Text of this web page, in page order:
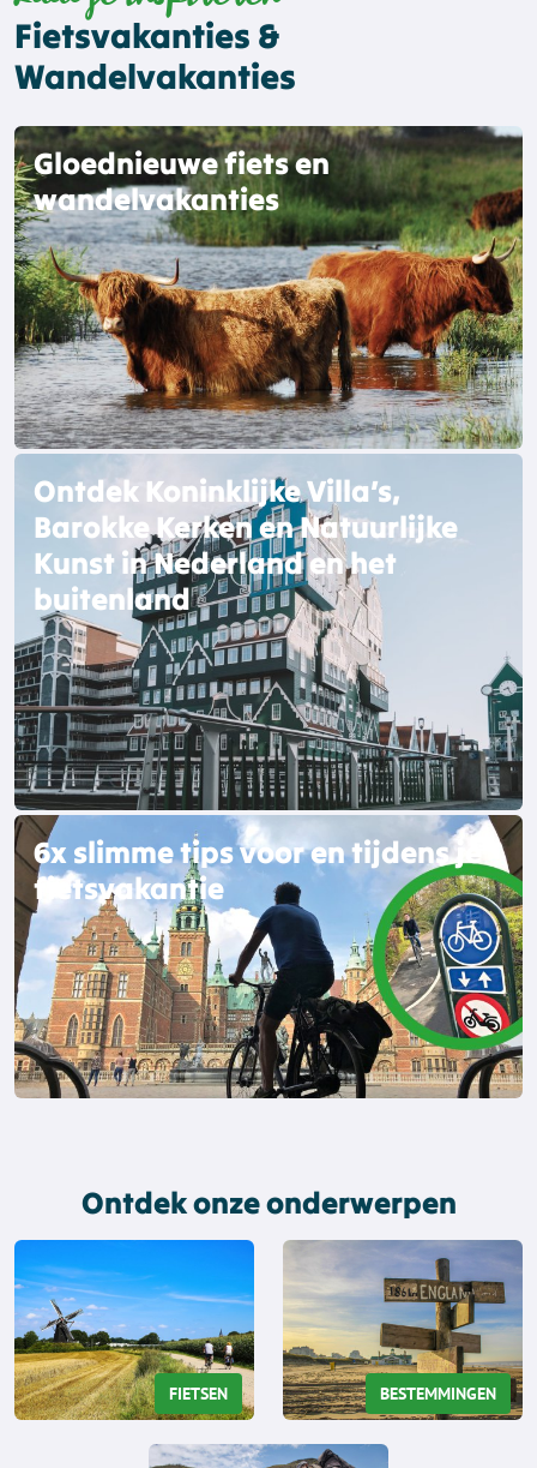
Fietsvakanties &
Wandelvakanties
Gloednieuwe fiets en
wandelvakanties
Ontdek Koninklijke Villa’s,
Barokke Kerken en Natuurlijke
Kunst in Nederland en het
buitenland
6x slimme tips voor en tijdens je
fietsvakantie
Ontdek onze onderwerpen
FIETSEN BESTEMMINGEN